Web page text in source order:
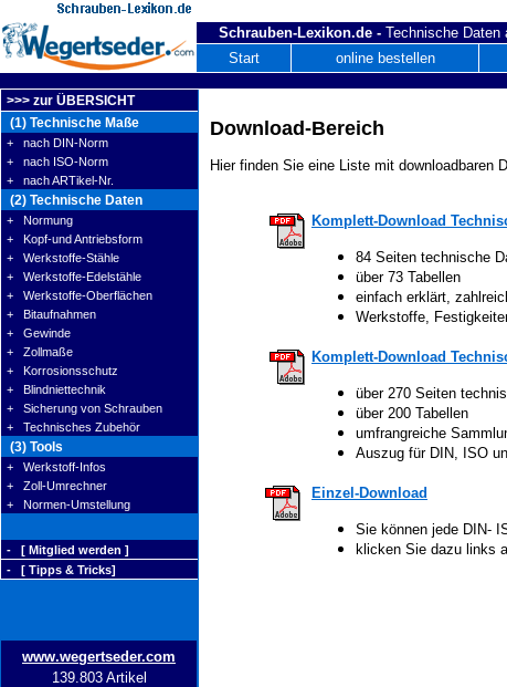
Schrauben-Lexikon.de - Technische Daten
Start
online bestellen
>>> zur ÜBERSICHT
(1) Technische Maße
+ nach DIN-Norm
+ nach ISO-Norm
+ nach ARTikel-Nr.
(2) Technische Daten
+ Normung
+ Kopf-und Antriebsform
+ Werkstoffe-Stähle
+ Werkstoffe-Edelstähle
+ Werkstoffe-Oberflächen
+ Bitaufnahmen
+ Gewinde
+ Zollmaße
+ Korrosionsschutz
+ Blindniettechnik
+ Sicherung von Schrauben
+ Technisches Zubehör
(3) Tools
+ Werkstoff-Infos
+ Zoll-Umrechner
+ Normen-Umstellung
- [ Mitglied werden ]
- [ Tipps & Tricks]
www.wegertseder.com
139.803 Artikel
Download-Bereich
Hier finden Sie eine Liste mit downloadbaren
Komplett-Download
84 Seiten technische
über 73 Tabellen
einfach erklärt,
Werkstoffe,
Komplett-Download
über 270 Seiten
über 200 Tabellen
umfrangreiche
Auszug für DIN, ISO
Einzel-Download
Sie können jede DIN-
klicken Sie dazu links